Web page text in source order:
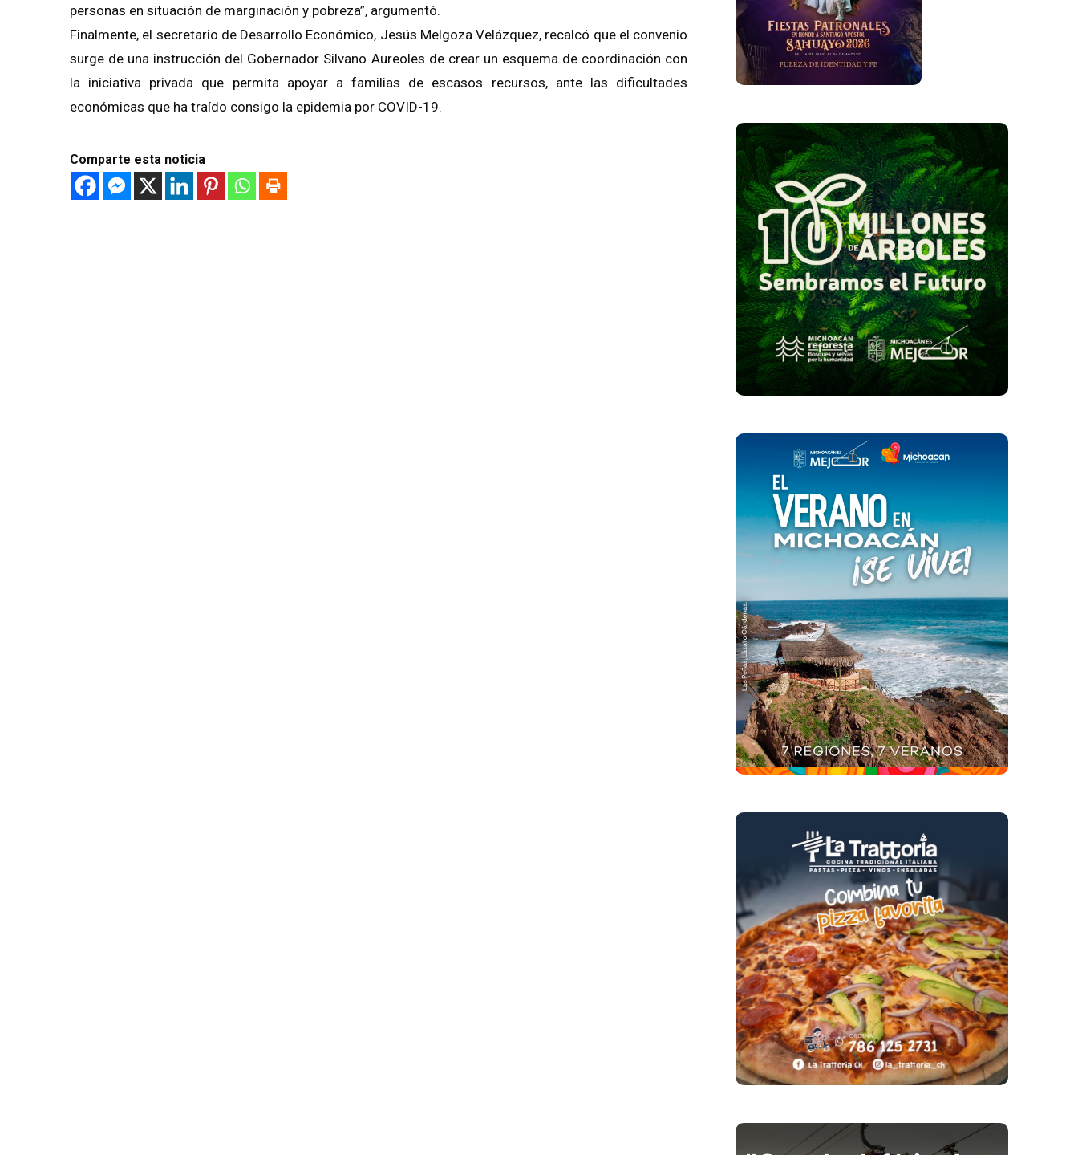
personas en situación de marginación y pobreza”, argumentó.
Finalmente, el secretario de Desarrollo Económico, Jesús Melgoza Velázquez, recalcó que el convenio
surge de una instrucción del Gobernador Silvano Aureoles de crear un esquema de coordinación con
la iniciativa privada que permita apoyar a familias de escasos recursos, ante las dificultades
económicas que ha traído consigo la epidemia por COVID-19.
Comparte esta noticia